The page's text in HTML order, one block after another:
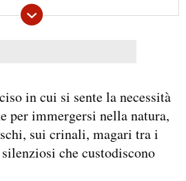
in cui si sente la necessità
per immergersi nella natura,
sui crinali, magari tra i
che custodiscono